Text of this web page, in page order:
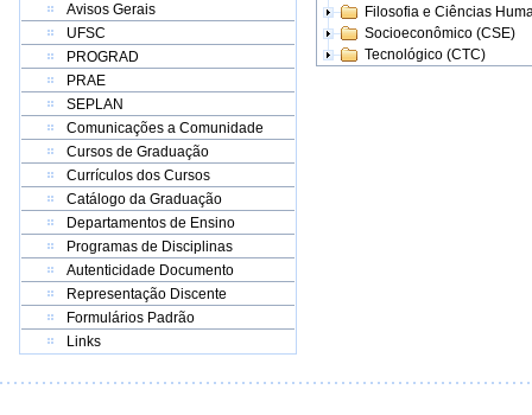
Avisos Gerais
UFSC
PROGRAD
PRAE
SEPLAN
Comunicações a Comunidade
Cursos de Graduação
Currículos dos Cursos
Catálogo da Graduação
Departamentos de Ensino
Programas de Disciplinas
Autenticidade Documento
Representação Discente
Formulários Padrão
Links
Filosofia e Ciências
Socioeconômico (CSE)
Tecnológico (CTC)